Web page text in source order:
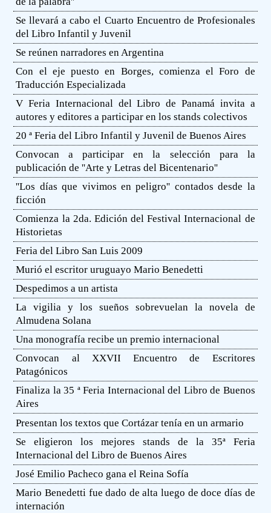
Se llevará a cabo el Cuarto Encuentro de Profesionales
del Libro Infantil y Juvenil
Se reúnen narradores en Argentina
Con el eje puesto en Borges, comienza el Foro de
Traducción Especializada
V Feria Internacional del Libro de Panamá invita a
autores y editores a participar en los stands colectivos
20 ª Feria del Libro Infantil y Juvenil de Buenos Aires
Convocan a participar en la selección para la
publicación de ''Arte y Letras del Bicentenario''
''Los días que vivimos en peligro'' contados desde la
ficción
Comienza la 2da. Edición del Festival Internacional de
Historietas
Feria del Libro San Luis 2009
Murió el escritor uruguayo Mario Benedetti
Despedimos a un artista
La vigilia y los sueños sobrevuelan la novela de
Almudena Solana
Una monografía recibe un premio internacional
Convocan al XXVII Encuentro de Escritores
Patagónicos
Finaliza la 35 ª Feria Internacional del Libro de Buenos
Aires
Presentan los textos que Cortázar tenía en un armario
Se eligieron los mejores stands de la 35ª Feria
Internacional del Libro de Buenos Aires
José Emilio Pacheco gana el Reina Sofía
Mario Benedetti fue dado de alta luego de doce días de
internación